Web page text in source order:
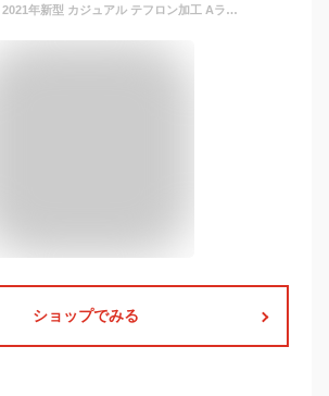
レインコート 2021年新型 カジュアル テフロン加工 Aライン レディース 自転車 通勤 通学 オシャレ 梅雨 雨具 超軽量 防風 収納袋付 撥水性 スポッツ観戦 ペット散歩 フリーサイズ (カーキ色)
ショップでみる